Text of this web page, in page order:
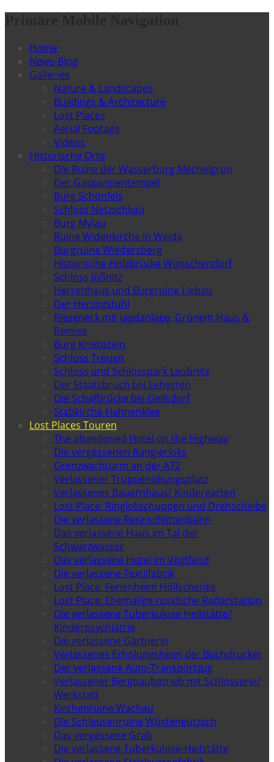
Home
News-Blog
Galleries
Nature & Landscapes
Buildings & Architecture
Lost Places
Aerial Footage
Videos
Historische Orte
Die Ruine der Wasserburg Mechelgrün
Der Gasparinentempel
Burg Schönfels
Schloss Netzschkau
Burg Mylau
Ruine Widenkirche in Weida
Burgruine Wiedersberg
Historische Holzbrücke Wünschendorf
Schloss Jößnitz
Herrenhaus und Burgruine Liebau
Der Herzogstuhl
Rieseneck mit Jagdanlage, Grünem Haus &
Remise
Burg Kriebstein
Schloss Treuen
Schloss und Schlosspark Leubnitz
Der Staatsbruch bei Lehesten
Die Schafbrücke bei Geilsdorf
Stabkirche Hahnenklee
Lost Places Touren
The abandoned Hotel on the Highway
Die vergessenen Rangierloks
Grenzwachturm an der A72
Verlassener Truppenübungsplatz
Verlassenes Bauernhaus/ Kindergarten
Lost Place: Ringlokschuppen und Drehscheibe
Die verlassene Rennschlittenbahn
Das verlassene Haus im Tal der
Schwarzwasser
Das verlassene Hotel im Vogtland
Die verlassene Textilfabrik
Lost Place: Ferienheim Höllschenke
Lost Place: Ehemalige russische Radarstation
Die verlassene Tuberkulose Heilstätte/
Kinderpsychiatrie
Die verlassene Gärtnerei
Verlassenes Erholungsheim der Buchdrucker
Der verlassene Auto-Transportzug
Verlassener Bergbaubetrieb mit Schlosserei/
Werkstatt
Kirchenruine Wachau
Die Schleusenruine Wüsteneutzsch
Das vergessene Grab
Die verlassene Tuberkulose-Heilstätte